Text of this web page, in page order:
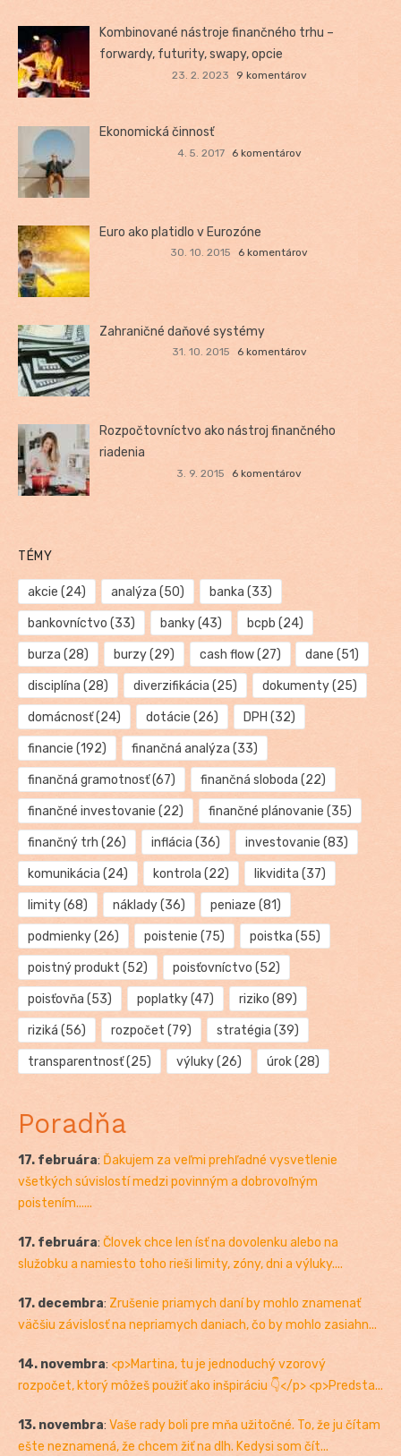
Kombinované nástroje finančného trhu –
forwardy, futurity, swapy, opcie
23. 2. 2023 9 komentárov
Ekonomická činnosť
4. 5. 2017 6 komentárov
Euro ako platidlo v Eurozóne
30. 10. 2015 6 komentárov
Zahraničné daňové systémy
31. 10. 2015 6 komentárov
Rozpočtovníctvo ako nástroj finančného
riadenia
3. 9. 2015 6 komentárov
TÉMY
akcie (24) analýza (50) banka (33)
bankovníctvo (33) banky(43) bcpb (24)
burza (28) burzy(29) cash flow(27) dane (51)
disciplína (28) diverzifikácia (25) dokumenty(25)
domácnosť(24) dotácie (26) DPH (32)
financie (192) finančná analýza (33)
finančná gramotnosť(67) finančná sloboda (22)
finančné investovanie (22) finančné plánovanie (35)
finančný trh (26) inflácia (36) investovanie (83)
komunikácia (24) kontrola (22) likvidita (37)
limity(68) náklady(36) peniaze (81)
podmienky(26) poistenie (75) poistka (55)
poistný produkt (52) poisťovníctvo (52)
poisťovňa (53) poplatky(47) riziko (89)
riziká (56) rozpočet (79) stratégia (39)
transparentnosť(25) výluky(26) úrok(28)
Poradňa
17. februára: Ďakujem za veľmi prehľadné vysvetlenie
všetkých súvislostí medzi povinným a dobrovoľným
poistením......
17. februára: Človek chce len ísť na dovolenku alebo na
služobku a namiesto toho rieši limity, zóny, dni a výluky....
17. decembra: Zrušenie priamych daní by mohlo znamenať
väčšiu závislosť na nepriamych daniach, čo by mohlo zasiahn...
14. novembra: <p>Martina, tu je jednoduchý vzorový
rozpočet, ktorý môžeš použiť ako inšpiráciu 👇</p> <p>Predsta...
13. novembra: Vaše rady boli pre mňa užitočné. To, že ju čítam
ešte neznamená, že chcem žiť na dlh. Kedysi som čít...